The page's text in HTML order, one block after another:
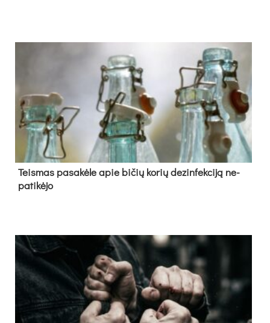
Teis­mas pa­sa­kė­le apie bi­čių ko­rių de­zin­fek­ci­ją ne­
pa­ti­kė­jo